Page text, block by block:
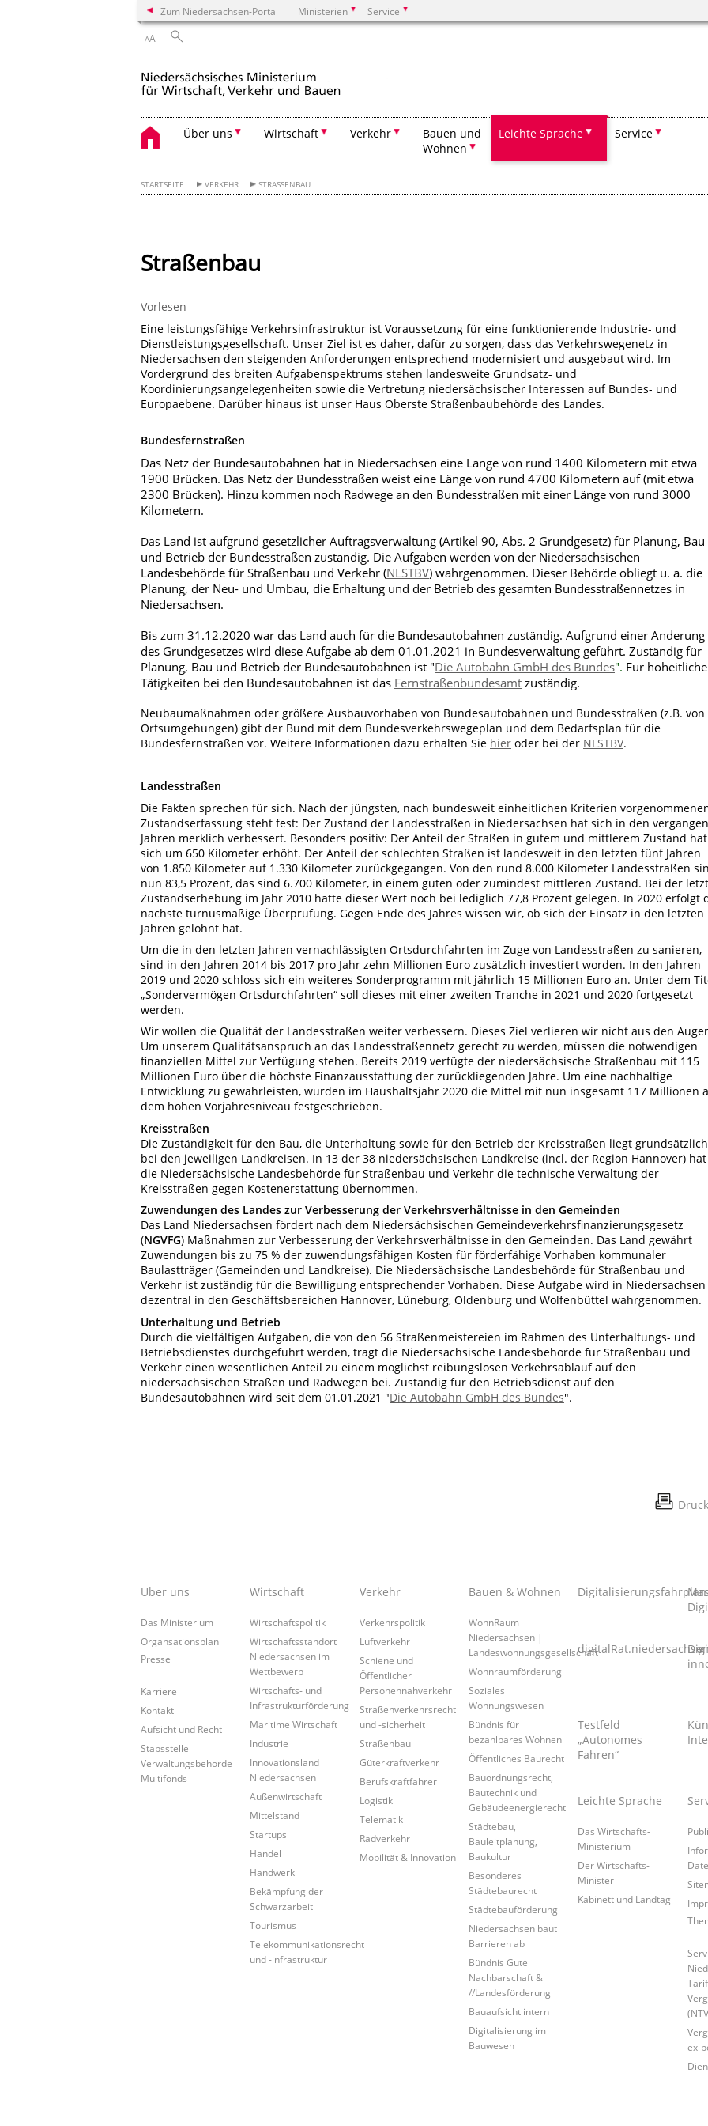
Zum Niedersachsen-Portal Ministerien Service
AA
Über uns Wirtschaft Verkehr
Bauen und
Wohnen
Leichte Sprache Service
STARTSEITE VERKEHR STRASSENBAU
Straßenbau
Vorlesen
Eine leistungsfähige Verkehrsinfrastruktur ist Voraussetzung für eine funktionierende Industrie- und
Dienstleistungsgesellschaft. Unser Ziel ist es daher, dafür zu sorgen, dass das Verkehrswegenetz in
Niedersachsen den steigenden Anforderungen entsprechend modernisiert und ausgebaut wird. Im
Vordergrund des breiten Aufgabenspektrums stehen landesweite Grundsatz- und
Koordinierungsangelegenheiten sowie die Vertretung niedersächsischer Interessen auf Bundes- und
Europaebene. Darüber hinaus ist unser Haus Oberste Straßenbaubehörde des Landes.
Bundesfernstraßen
Das Netz der Bundesautobahnen hat in Niedersachsen eine Länge von rund 1400 Kilometern mit etwa
1900 Brücken. Das Netz der Bundesstraßen weist eine Länge von rund 4700 Kilometern auf (mit etwa
2300 Brücken). Hinzu kommen noch Radwege an den Bundesstraßen mit einer Länge von rund 3000
Kilometern.
Das Land ist aufgrund gesetzlicher Auftragsverwaltung (Artikel 90, Abs. 2 Grundgesetz) für Planung, Bau
und Betrieb der Bundesstraßen zuständig. Die Aufgaben werden von der Niedersächsischen
Landesbehörde für Straßenbau und Verkehr (NLSTBV) wahrgenommen. Dieser Behörde obliegt u. a. die
Planung, der Neu- und Umbau, die Erhaltung und der Betrieb des gesamten Bundesstraßennetzes in
Niedersachsen.
Bis zum 31.12.2020 war das Land auch für die Bundesautobahnen zuständig. Aufgrund einer Änderung
des Grundgesetzes wird diese Aufgabe ab dem 01.01.2021 in Bundesverwaltung geführt. Zuständig für
Planung, Bau und Betrieb der Bundesautobahnen ist "Die Autobahn GmbH des Bundes". Für hoheitliche
Tätigkeiten bei den Bundesautobahnen ist das Fernstraßenbundesamt zuständig.
Neubaumaßnahmen oder größere Ausbauvorhaben von Bundesautobahnen und Bundesstraßen (z.B. von
Ortsumgehungen) gibt der Bund mit dem Bundesverkehrswegeplan und dem Bedarfsplan für die
Bundesfernstraßen vor. Weitere Informationen dazu erhalten Sie hier oder bei der NLSTBV.
Landesstraßen
Die Fakten sprechen für sich. Nach der jüngsten, nach bundesweit einheitlichen Kriterien
Zustandserfassung steht fest: Der Zustand der Landesstraßen in Niedersachsen hat sich in den
Jahren merklich verbessert. Besonders positiv: Der Anteil der Straßen in gutem und mittlerem Zustand hat
sich um 650 Kilometer erhöht. Der Anteil der schlechten Straßen ist landesweit in den letzten fünf Jahren
von 1.850 Kilometer auf 1.330 Kilometer zurückgegangen. Von den rund 8.000 Kilometer Landesstraßen
nun 83,5 Prozent, das sind 6.700 Kilometer, in einem guten oder zumindest mittleren Zustand. Bei der
Zustandserhebung im Jahr 2010 hatte dieser Wert noch bei lediglich 77,8 Prozent gelegen. In 2020 erfolgt
nächste turnusmäßige Überprüfung. Gegen Ende des Jahres wissen wir, ob sich der Einsatz in den letzten
Jahren gelohnt hat.
Um die in den letzten Jahren vernachlässigten Ortsdurchfahrten im Zuge von Landesstraßen zu sanieren,
sind in den Jahren 2014 bis 2017 pro Jahr zehn Millionen Euro zusätzlich investiert worden. In den Jahren
2019 und 2020 schloss sich ein weiteres Sonderprogramm mit jährlich 15 Millionen Euro an. Unter dem
„Sondervermögen Ortsdurchfahrten“ soll dieses mit einer zweiten Tranche in 2021 und 2020 fortgesetzt
werden.
Wir wollen die Qualität der Landesstraßen weiter verbessern. Dieses Ziel verlieren wir nicht aus den
Um unserem Qualitätsanspruch an das Landesstraßennetz gerecht zu werden, müssen die notwendigen
finanziellen Mittel zur Verfügung stehen. Bereits 2019 verfügte der niedersächsische Straßenbau mit 115
Millionen Euro über die höchste Finanzausstattung der zurückliegenden Jahre. Um eine nachhaltige
Entwicklung zu gewährleisten, wurden im Haushaltsjahr 2020 die Mittel mit nun insgesamt 117 Millionen
dem hohen Vorjahresniveau festgeschrieben.
Kreisstraßen
Die Zuständigkeit für den Bau, die Unterhaltung sowie für den Betrieb der Kreisstraßen liegt grundsätzlich
bei den jeweiligen Landkreisen. In 13 der 38 niedersächsischen Landkreise (incl. der Region Hannover) hat
die Niedersächsische Landesbehörde für Straßenbau und Verkehr die technische Verwaltung der
Kreisstraßen gegen Kostenerstattung übernommen.
Zuwendungen des Landes zur Verbesserung der Verkehrsverhältnisse in den Gemeinden
Das Land Niedersachsen fördert nach dem Niedersächsischen Gemeindeverkehrsfinanzierungsgesetz
(NGVFG) Maßnahmen zur Verbesserung der Verkehrsverhältnisse in den Gemeinden. Das Land gewährt
Zuwendungen bis zu 75 % der zuwendungsfähigen Kosten für förderfähige Vorhaben kommunaler
Baulastträger (Gemeinden und Landkreise). Die Niedersächsische Landesbehörde für Straßenbau und
Verkehr ist zuständig für die Bewilligung entsprechender Vorhaben. Diese Aufgabe wird in Niedersachsen
dezentral in den Geschäftsbereichen Hannover, Lüneburg, Oldenburg und Wolfenbüttel wahrgenommen.
Unterhaltung und Betrieb
Durch die vielfältigen Aufgaben, die von den 56 Straßenmeistereien im Rahmen des Unterhaltungs- und
Betriebsdienstes durchgeführt werden, trägt die Niedersächsische Landesbehörde für Straßenbau und
Verkehr einen wesentlichen Anteil zu einem möglichst reibungslosen Verkehrsablauf auf den
niedersächsischen Straßen und Radwegen bei. Zuständig für den Betriebsdienst auf den
Bundesautobahnen wird seit dem 01.01.2021 "Die Autobahn GmbH des Bundes".
Über uns
Das Ministerium
Organsationsplan
Presse
Karriere
Kontakt
Aufsicht und Recht
Stabsstelle
Verwaltungsbehörde
Multifonds
Wirtschaft
Wirtschaftspolitik
Wirtschaftsstandort
Niedersachsen im
Wettbewerb
Wirtschafts- und
Infrastrukturförderung
Maritime Wirtschaft
Industrie
Innovationsland
Niedersachsen
Außenwirtschaft
Mittelstand
Startups
Handel
Handwerk
Bekämpfung der
Schwarzarbeit
Tourismus
Telekommunikationsrecht
und -infrastruktur
Verkehr
Verkehrspolitik
Luftverkehr
Schiene und
Öffentlicher
Personennahverkehr
Straßenverkehrsrecht
und -sicherheit
Straßenbau
Güterkraftverkehr
Berufskraftfahrer
Logistik
Telematik
Radverkehr
Mobilität & Innovation
Bauen & Wohnen
WohnRaum
Niedersachsen |
Landeswohnungsgesellschaft
Wohnraumförderung
Soziales
Wohnungswesen
Bündnis für
bezahlbares Wohnen
Öffentliches Baurecht
Bauordnungsrecht,
Bautechnik und
Gebäudeenergierecht
Städtebau,
Bauleitplanung,
Baukultur
Besonderes
Städtebaurecht
Städtebauförderung
Niedersachsen baut
Barrieren ab
Bündnis Gute
Nachbarschaft &
//Landesförderung
Bauaufsicht intern
Digitalisierung im
Bauwesen
Digitalisierungsfahrplan
Testfeld
„Autonomes
Fahren“
Leichte Sprache
Das Wirtschafts-
Ministerium
Der Wirtschafts-
Minister
Kabinett und Landtag
ex-